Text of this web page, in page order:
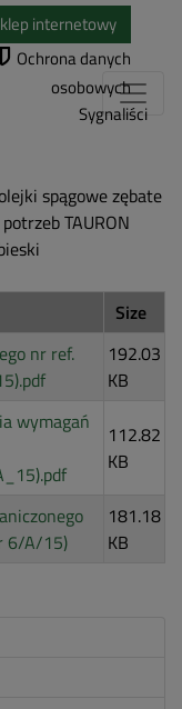
internetowy
Ochrona danych
osobowych
Sygnaliści
spągowe zębate
TAURON
Size
nr ref.
192.03
KB
wymagań
112.82
KB
6/A/15)
181.18
KB